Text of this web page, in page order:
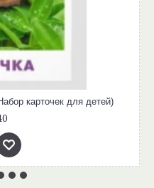
карточек для детей)